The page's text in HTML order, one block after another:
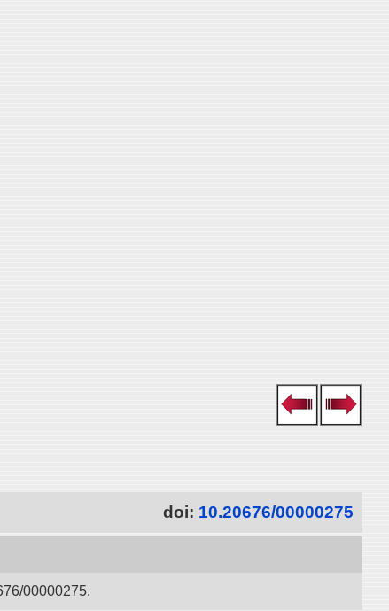
doi: 10.20676/00000275
00000275.